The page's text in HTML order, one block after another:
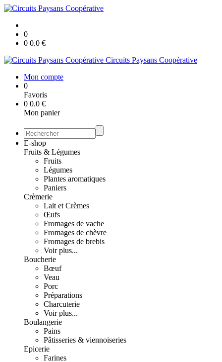
0
0 0.0 €
Circuits Paysans Coopérative
Mon compte
0
Favoris
0 0.0 €
Mon panier
E-shop
Fruits & Légumes
Fruits
Légumes
Plantes aromatiques
Paniers
Crèmerie
Lait et Crèmes
Œufs
Fromages de vache
Fromages de chèvre
Fromages de brebis
Voir plus...
Boucherie
Bœuf
Veau
Porc
Préparations
Charcuterie
Voir plus...
Boulangerie
Pains
Pâtisseries & viennoiseries
Epicerie
Farines